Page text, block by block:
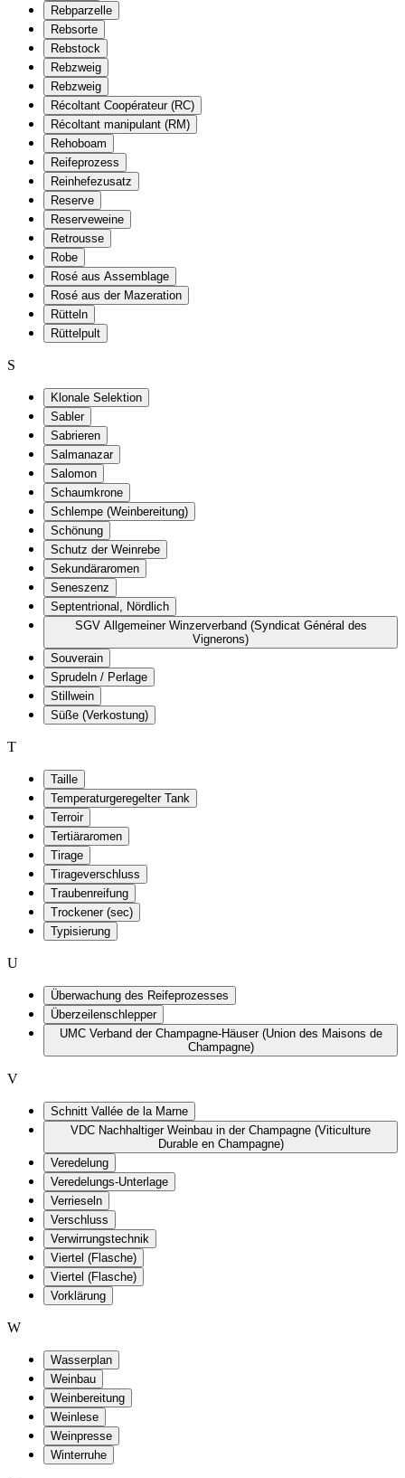
Rebparzelle
Rebsorte
Rebstock
Rebzweig
Rebzweig
Récoltant Coopérateur (RC)
Récoltant manipulant (RM)
Rehoboam
Reifeprozess
Reinhefezusatz
Reserve
Reserveweine
Retrousse
Robe
Rosé aus Assemblage
Rosé aus der Mazeration
Rütteln
Rüttelpult
S
Klonale Selektion
Sabler
Sabrieren
Salmanazar
Salomon
Schaumkrone
Schlempe (Weinbereitung)
Schönung
Schutz der Weinrebe
Sekundäraromen
Seneszenz
Septentrional, Nördlich
SGV Allgemeiner Winzerverband (Syndicat Général des
Vignerons)
Souverain
Sprudeln / Perlage
Stillwein
Süße (Verkostung)
T
Taille
Temperaturgeregelter Tank
Terroir
Tertiäraromen
Tirage
Tirageverschluss
Traubenreifung
Trockener (sec)
Typisierung
U
Überwachung des Reifeprozesses
Überzeilenschlepper
UMC Verband der Champagne-Häuser (Union des Maisons de
Champagne)
V
Schnitt Vallée de la Marne
VDC Nachhaltiger Weinbau in der Champagne (Viticulture
Durable en Champagne)
Veredelung
Veredelungs-Unterlage
Verrieseln
Verschluss
Verwirrungstechnik
Viertel (Flasche)
Viertel (Flasche)
Vorklärung
W
Wasserplan
Weinbau
Weinbereitung
Weinlese
Weinpresse
Winterruhe